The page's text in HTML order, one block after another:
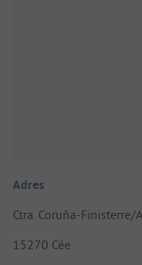
Adres
Ctra. Coruña-Finisterre/
15270 Cée